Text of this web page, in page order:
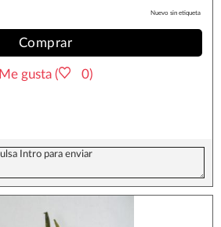
Nuevo sin etiqueta
Comprar
Me gusta ( 0)